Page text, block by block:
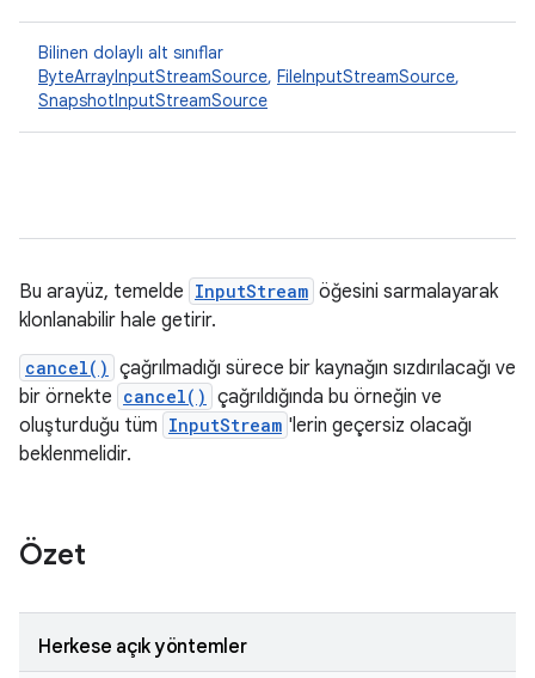
Bilinen dolaylı alt sınıflar
ByteArrayInputStreamSource, FileInputStreamSource,
SnapshotInputStreamSource
Bu arayüz, temelde InputStream öğesini sarmalayarak
klonlanabilir hale getirir.
cancel() çağrılmadığı sürece bir kaynağın sızdırılacağı ve
bir örnekte cancel() çağrıldığında bu örneğin ve
oluşturduğu tüm InputStream 'lerin geçersiz olacağı
beklenmelidir.
Özet
Herkese açık yöntemler